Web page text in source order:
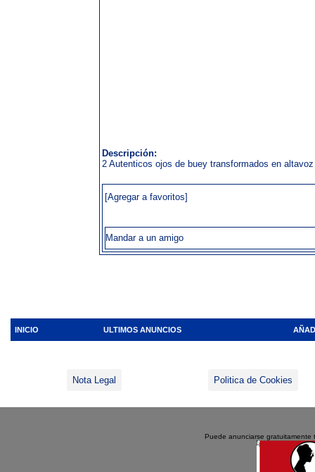
Descripción:
2 Autenticos ojos de buey transformados en
[Agregar a favoritos]
Mandar a un amigo
INICIO ULTIMOS ANUNCIOS
Nota Legal Politica de Cookies
Puede anunciarse